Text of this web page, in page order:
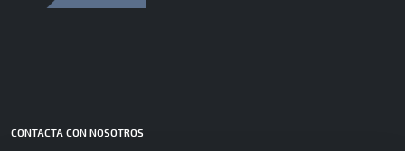
CONTACTA CON NOSOTROS